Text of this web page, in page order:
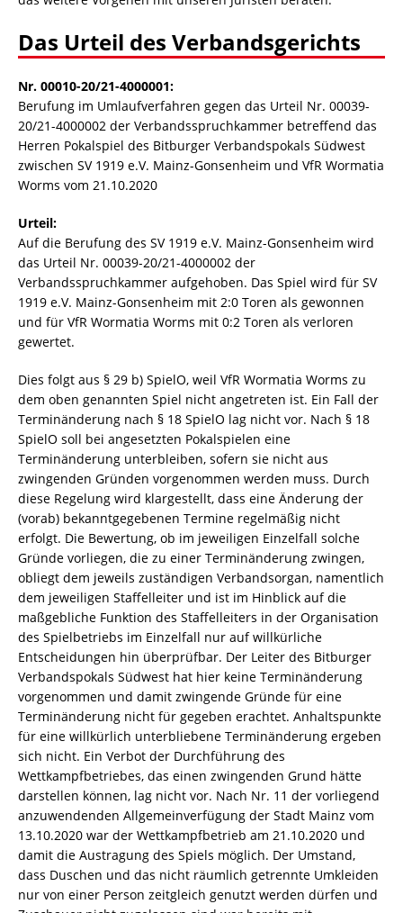
Das Urteil des Verbandsgerichts
Nr. 00010-20/21-4000001:
Berufung im Umlaufverfahren gegen das Urteil Nr. 00039-
20/21-4000002 der Verbandsspruchkammer betreffend das
Herren Pokalspiel des Bitburger Verbandspokals Südwest
zwischen SV 1919 e.V. Mainz-Gonsenheim und VfR Wormatia
Worms vom 21.10.2020
Urteil:
Auf die Berufung des SV 1919 e.V. Mainz-Gonsenheim wird
das Urteil Nr. 00039-20/21-4000002 der
Verbandsspruchkammer aufgehoben. Das Spiel wird für SV
1919 e.V. Mainz-Gonsenheim mit 2:0 Toren als gewonnen
und für VfR Wormatia Worms mit 0:2 Toren als verloren
gewertet.
Dies folgt aus § 29 b) SpielO, weil VfR Wormatia Worms zu
dem oben genannten Spiel nicht angetreten ist. Ein Fall der
Terminänderung nach § 18 SpielO lag nicht vor. Nach § 18
SpielO soll bei angesetzten Pokalspielen eine
Terminänderung unterbleiben, sofern sie nicht aus
zwingenden Gründen vorgenommen werden muss. Durch
diese Regelung wird klargestellt, dass eine Änderung der
(vorab) bekanntgegebenen Termine regelmäßig nicht
erfolgt. Die Bewertung, ob im jeweiligen Einzelfall solche
Gründe vorliegen, die zu einer Terminänderung zwingen,
obliegt dem jeweils zuständigen Verbandsorgan, namentlich
dem jeweiligen Staffelleiter und ist im Hinblick auf die
maßgebliche Funktion des Staffelleiters in der Organisation
des Spielbetriebs im Einzelfall nur auf willkürliche
Entscheidungen hin überprüfbar. Der Leiter des Bitburger
Verbandspokals Südwest hat hier keine Terminänderung
vorgenommen und damit zwingende Gründe für eine
Terminänderung nicht für gegeben erachtet. Anhaltspunkte
für eine willkürlich unterbliebene Terminänderung ergeben
sich nicht. Ein Verbot der Durchführung des
Wettkampfbetriebes, das einen zwingenden Grund hätte
darstellen können, lag nicht vor. Nach Nr. 11 der vorliegend
anzuwendenden Allgemeinverfügung der Stadt Mainz vom
13.10.2020 war der Wettkampfbetrieb am 21.10.2020 und
damit die Austragung des Spiels möglich. Der Umstand,
dass Duschen und das nicht räumlich getrennte Umkleiden
nur von einer Person zeitgleich genutzt werden dürfen und